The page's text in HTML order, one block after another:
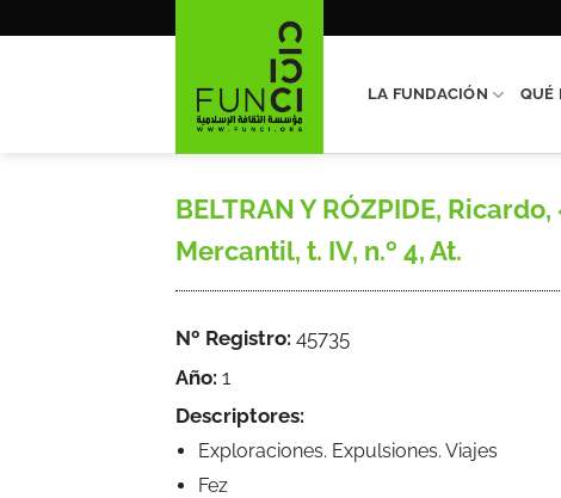
LA FUNDACIÓN QUÉ
BELTRAN Y RÓZPIDE,
Mercantil, t. IV, n.º 4, At.
Nº Registro: 45735
Año: 1
Descriptores:
Exploraciones. Expulsiones. Viajes
Fez